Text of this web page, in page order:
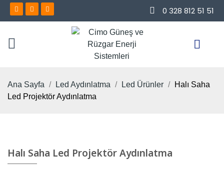
0 328 812 51 51
Ana Sayfa Led Aydınlatma Led Ürünler
Halı Saha
Led Projektör Aydınlatma
Halı Saha Led Projektör Aydınlatma